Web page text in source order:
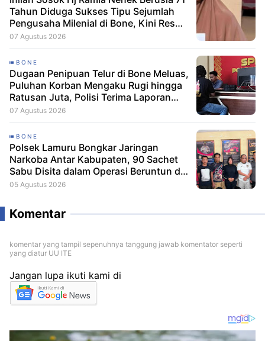
Tahun Diduga Sukses Tipu Sejumlah
Pengusaha Milenial di Bone, Kini Resmi
Dilaporkan Dengan Kerugian Korban
07 Agustus 2026
BONE
Dugaan Penipuan Telur di Bone Meluas,
Puluhan Korban Mengaku Rugi hingga
Ratusan Juta, Polisi Terima Laporan
Resmi
07 Agustus 2026
BONE
Polsek Lamuru Bongkar Jaringan
Narkoba Antar Kabupaten, 90 Sachet
Sabu Disita dalam Operasi Beruntun di
Bone dan Soppeng
05 Agustus 2026
Komentar
komentar yang tampil sepenuhnya tanggung jawab komentator seperti
yang diatur UU ITE
Jangan lupa ikuti kami di